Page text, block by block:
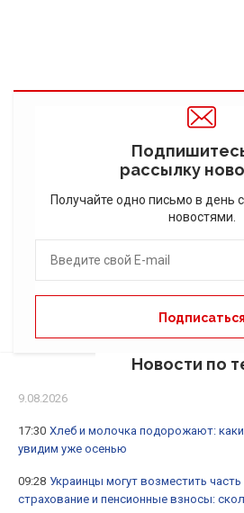
рассылку
Получайте одно письмо в
новостями.
Новости по
9.08.2026
17:30 Хлеб и молочка подорожают:
увидим уже осенью
09:28 Украинцы могут возместить
страхование и пенсионные взносы: